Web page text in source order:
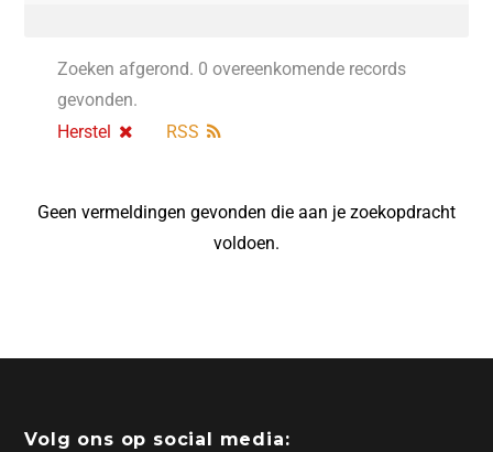
Zoeken afgerond. 0 overeenkomende records
gevonden.
Herstel
RSS
Geen vermeldingen gevonden die aan je zoekopdracht
voldoen.
Volg ons op social media: